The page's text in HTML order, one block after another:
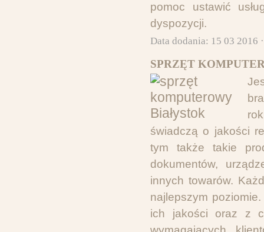
pomoc ustawić
dyspozycji.
Data dodania: 15 03 2016
SPRZĘT
świadczą o jakości
tym także takie
dokumentów,
innych towarów.
najlepszym
ich jakości oraz z